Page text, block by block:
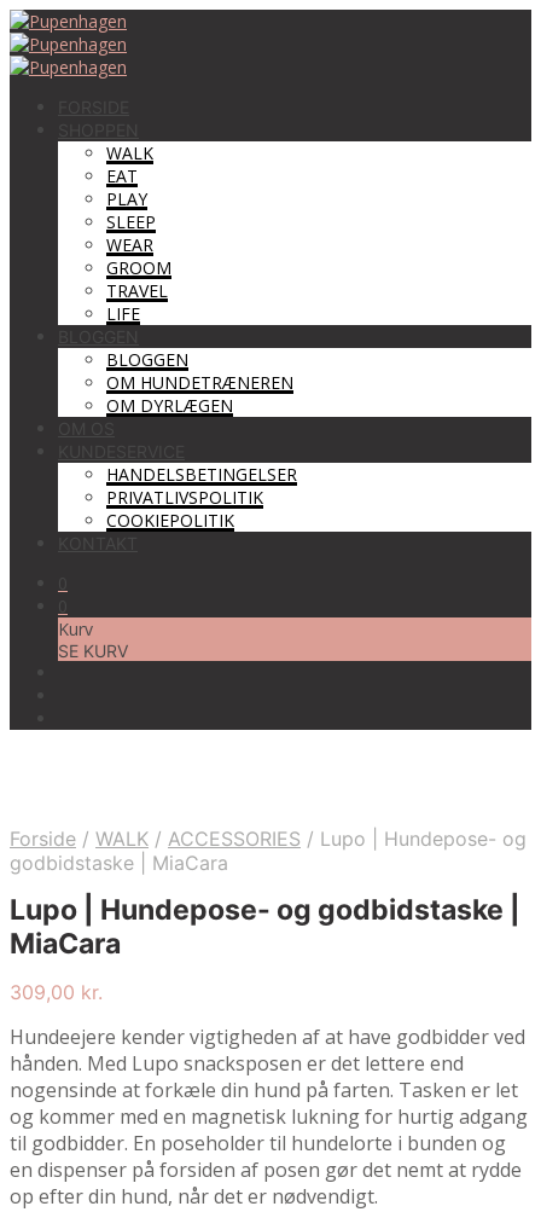
WALK
EAT
PLAY
SLEEP
WEAR
GROOM
TRAVEL
LIFE
BLOGGEN
OM HUNDETRÆNEREN
OM DYRLÆGEN
HANDELSBETINGELSER
PRIVATLIVSPOLITIK
COOKIEPOLITIK
KONTAKT
0
0
Kurv
SE KURV
Forside / WALK / ACCESSORIES / Lupo | Hundepose- og
godbidstaske | MiaCara
Lupo | Hundepose- og godbidstaske |
MiaCara
309,00 kr.
Hundeejere kender vigtigheden af at have godbidder ved
hånden. Med Lupo snacksposen er det lettere end
nogensinde at forkæle din hund på farten. Tasken er let
og kommer med en magnetisk lukning for hurtig adgang
til godbidder. En poseholder til hundelorte i bunden og
en dispenser på forsiden af posen gør det nemt at rydde
op efter din hund, når det er nødvendigt.